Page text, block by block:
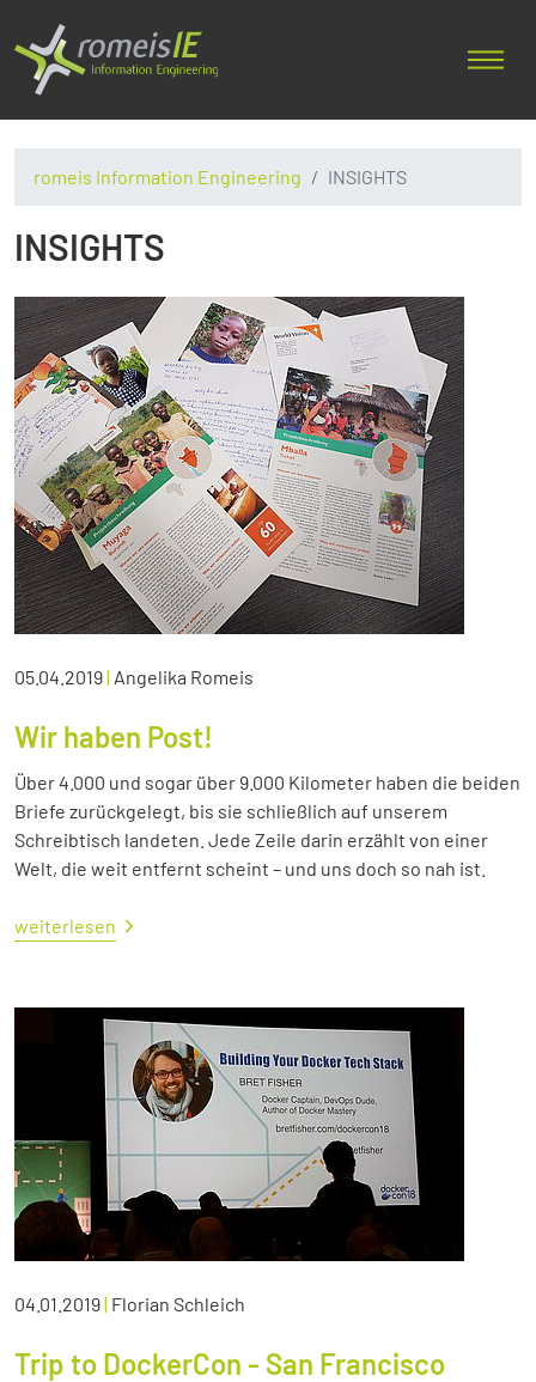
romeis Information Engineering INSIGHTS
INSIGHTS
05.04.2019| Angelika Romeis
Wir haben Post!
Über 4.000 und sogar über 9.000 Kilometer haben die beiden
Briefe zurückgelegt, bis sie schließlich auf unserem
Schreibtisch landeten. Jede Zeile darin erzählt von einer
Welt, die weit entfernt scheint – und uns doch so nah ist.
weiterlesen
04.01.2019| Florian Schleich
Trip to DockerCon - San Francisco